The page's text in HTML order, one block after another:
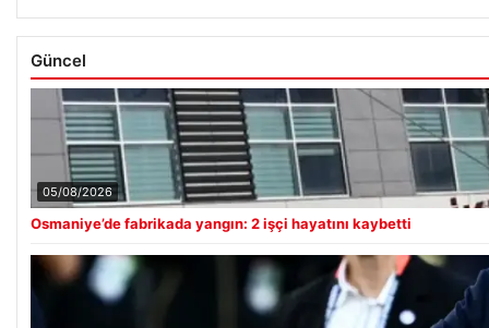
Güncel
05/08/2026
Osmaniye’de fabrikada yangın: 2 işçi hayatını kaybetti